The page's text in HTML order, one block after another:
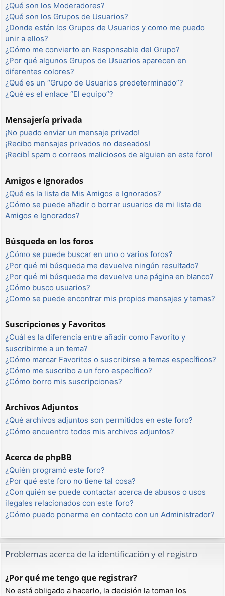
¿Qué son los Moderadores?
¿Qué son los Grupos de Usuarios?
¿Donde están los Grupos de Usuarios y como me puedo
unir a ellos?
¿Cómo me convierto en Responsable del Grupo?
¿Por qué algunos Grupos de Usuarios aparecen en
diferentes colores?
¿Qué es un “Grupo de Usuarios predeterminado”?
¿Qué es el enlace “El equipo”?
Mensajería privada
¡No puedo enviar un mensaje privado!
¡Recibo mensajes privados no deseados!
¡Recibí spam o correos maliciosos de alguien en este foro!
Amigos e Ignorados
¿Qué es la lista de Mis Amigos e Ignorados?
¿Cómo se puede añadir o borrar usuarios de mi lista de
Amigos e Ignorados?
Búsqueda en los foros
¿Cómo se puede buscar en uno o varios foros?
¿Por qué mi búsqueda me devuelve ningún resultado?
¿Por qué mi búsqueda me devuelve una página en blanco?
¿Cómo busco usuarios?
¿Como se puede encontrar mis propios mensajes y temas?
Suscripciones y Favoritos
¿Cuál es la diferencia entre añadir como Favorito y
suscribirme a un tema?
¿Cómo marcar Favoritos o suscribirse a temas específicos?
¿Cómo me suscribo a un foro específico?
¿Cómo borro mis suscripciones?
Archivos Adjuntos
¿Qué archivos adjuntos son permitidos en este foro?
¿Cómo encuentro todos mis archivos adjuntos?
Acerca de phpBB
¿Quién programó este foro?
¿Por qué este foro no tiene tal cosa?
¿Con quién se puede contactar acerca de abusos o usos
ilegales relacionados con este foro?
¿Cómo puedo ponerme en contacto con un Administrador?
Problemas acerca de la identificación y el registro
¿Por qué me tengo que registrar?
No está obligado a hacerlo, la decisión la toman los